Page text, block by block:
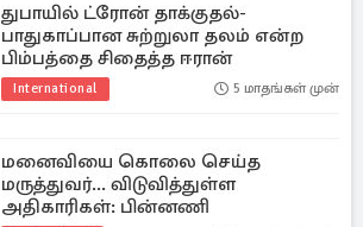
துபாயில் ட்ரோன் தாக்குதல்-
பாதுகாப்பான சுற்றுலா தலம் என்ற
பிம்பத்தை சிதைத்த ஈரான்
International 5 மாதங்கள் முன்
மனைவியை கொலை செய்த
மருத்துவர்... விடுவித்துள்ள
அதிகாரிகள்: பின்னணி